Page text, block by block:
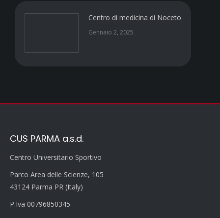
Centro di medicina di Noceto
Gennaio 2, 2025
CUS PARMA a.s.d.
Centro Universitario Sportivo
Parco Area delle Scienze, 105
43124 Parma PR (Italy)
P.Iva 00796850345